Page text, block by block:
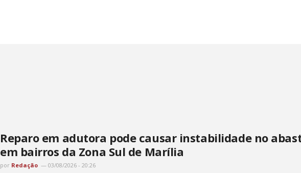
Reparo em adutora pode causar instabilidade no
em bairros da Zona Sul de Marília
por Redação 03/08/2026 - 20:26